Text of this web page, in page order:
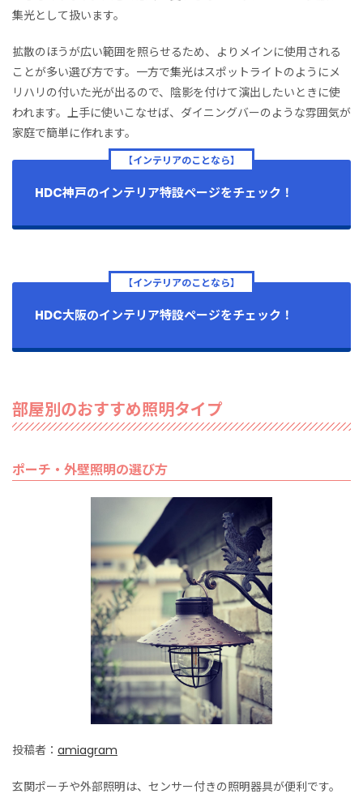
集光として扱います。
拡散のほうが広い範囲を照らせるため、よりメインに使用される
ことが多い選び方です。一方で集光はスポットライトのようにメ
リハリの付いた光が出るので、陰影を付けて演出したいときに使
われます。上手に使いこなせば、ダイニングバーのような雰囲気が
家庭で簡単に作れます。
【インテリアのことなら】
HDC神戸のインテリア特設ページをチェック！
【インテリアのことなら】
HDC大阪のインテリア特設ページをチェック！
部屋別のおすすめ照明タイプ
ポーチ・外壁照明の選び方
投稿者： amiagram
玄関ポーチや外部照明は、センサー付きの照明器具が便利です。